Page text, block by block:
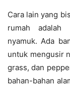
Cara lain yang
rumah adalah
nyamuk. Ada
untuk mengusir
grass, dan
bahan-bahan